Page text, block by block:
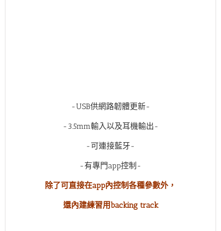
-USB供網路韌體更新-
-3.5mm輸入以及耳機輸出-
-可連接藍牙-
-有專門app控制-
除了可直接在app內控制各種參數外，
還內建練習用backing track